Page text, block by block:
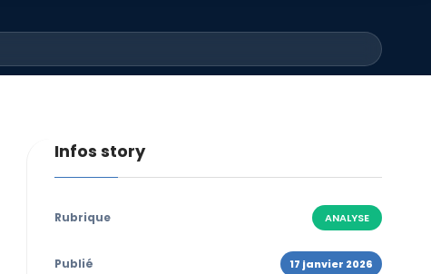
Infos story
Rubrique ANALYSE
Publié 17 janvier 2026